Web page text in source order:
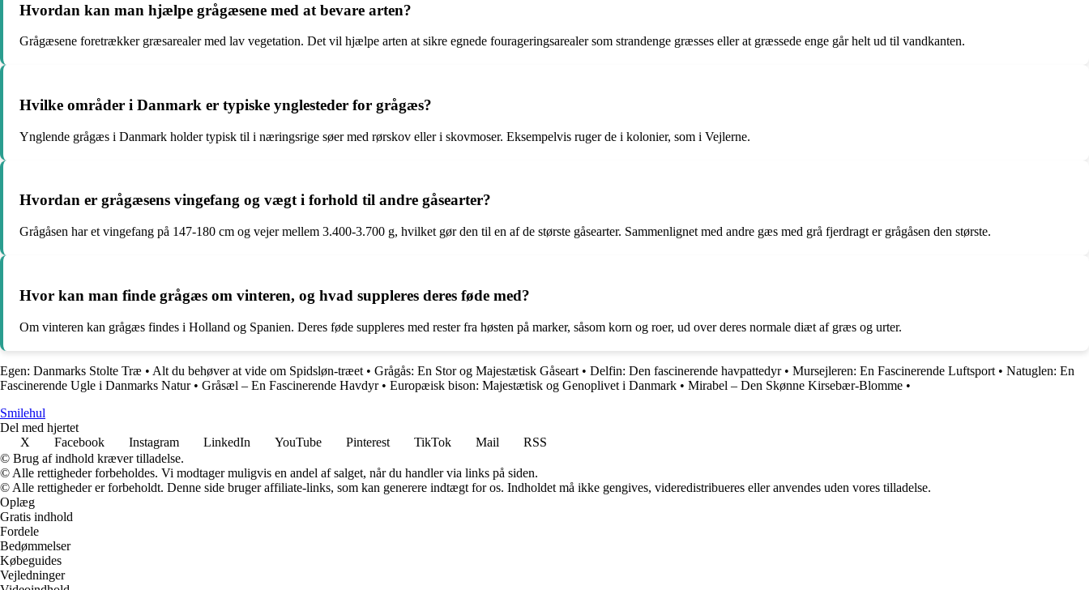
Hvordan kan man hjælpe grågæsene med at bevare arten?
Grågæsene foretrækker græsarealer med lav vegetation. Det vil hjælpe arten at sikre egnede fourageringsarealer som strandenge græsses eller at græssede enge går helt ud til vandkanten.
Hvilke områder i Danmark er typiske ynglesteder for grågæs?
Ynglende grågæs i Danmark holder typisk til i næringsrige søer med rørskov eller i skovmoser. Eksempelvis ruger de i kolonier, som i Vejlerne.
Hvordan er grågæsens vingefang og vægt i forhold til andre gåsearter?
Grågåsen har et vingefang på 147-180 cm og vejer mellem 3.400-3.700 g, hvilket gør den til en af de største gåsearter. Sammenlignet med andre gæs med grå fjerdragt er grågåsen den største.
Hvor kan man finde grågæs om vinteren, og hvad suppleres deres føde med?
Om vinteren kan grågæs findes i Holland og Spanien. Deres føde suppleres med rester fra høsten på marker, såsom korn og roer, ud over deres normale diæt af græs og urter.
Egen: Danmarks Stolte Træ • Alt du behøver at vide om Spidsløn-træet • Grågås: En Stor og Majestætisk Gåseart • Delfin: Den fascinerende havpattedyr• Mursejleren: En Fascinerende Luftsport • Natuglen: En
Fascinerende Ugle i Danmarks Natur• Gråsæl – En Fascinerende Havdyr• Europæisk bison: Majestætisk og Genoplivet i Danmark • Mirabel – Den Skønne Kirsebær-Blomme •
Smilehul
Del med hjertet
X
Facebook Instagram LinkedIn YouTube Pinterest TikTok Mail
RSS
© Brug af indhold kræver tilladelse.
© Alle rettigheder forbeholdes. Vi modtager muligvis en andel af salget, når du handler via links på siden.
© Alle rettigheder er forbeholdt. Denne side bruger affiliate-links, som kan generere indtægt for os. Indholdet må ikke gengives, videredistribueres eller anvendes uden vores tilladelse.
Oplæg
Gratis indhold
Fordele
Bedømmelser
Købeguides
Vejledninger